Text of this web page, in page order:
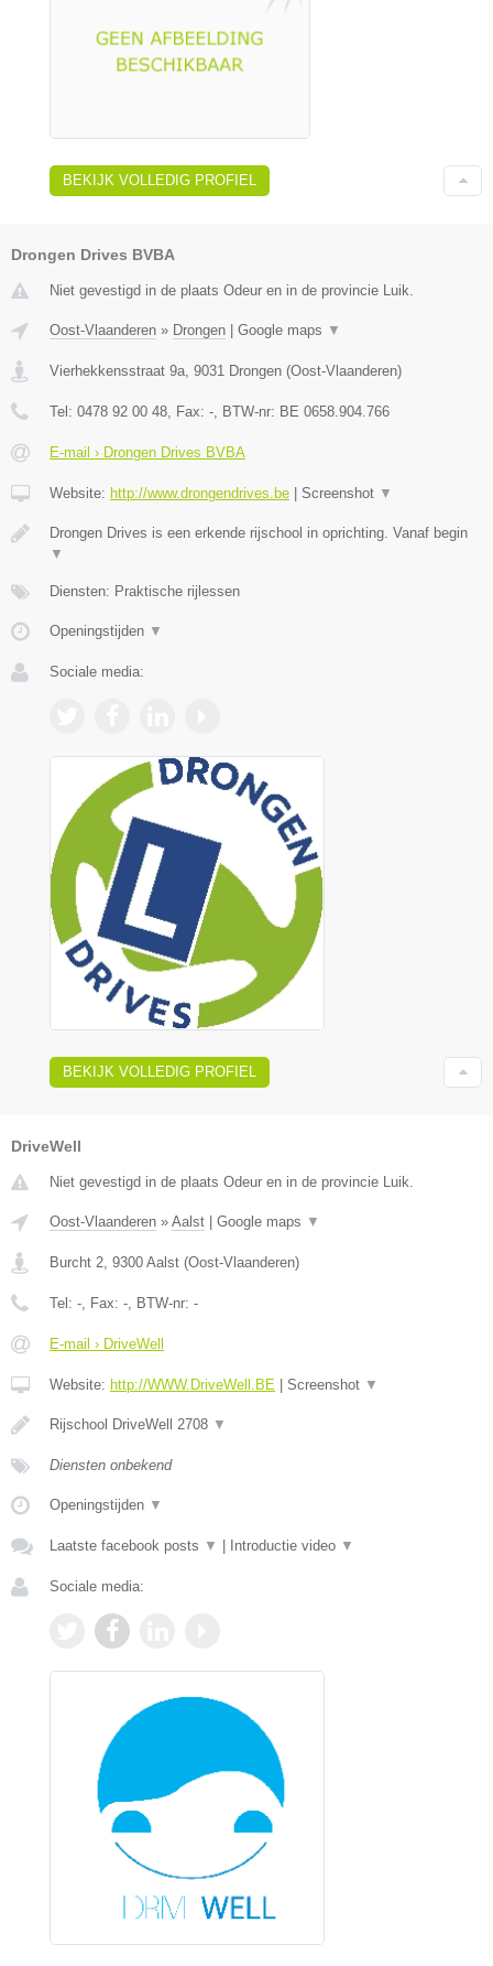
BEKIJK VOLLEDIG PROFIEL
Drongen Drives BVBA
Niet gevestigd in de plaats Odeur en in de provincie Luik.
Oost-Vlaanderen » Drongen | Google maps ▼
Vierhekkensstraat 9a 9031 Drongen (Oost-Vlaanderen)
Tel: 0478 92 00 48 , Fax: - , BTW-nr: BE 0658.904.766
E-mail › Drongen Drives BVBA
Website: http://www.drongendrives.be | Screenshot ▼
Drongen Drives is een erkende rijschool in oprichting. Vanaf begin
▼
Diensten: Praktische rijlessen
Openingstijden ▼
Sociale media:
BEKIJK VOLLEDIG PROFIEL
DriveWell
Niet gevestigd in de plaats Odeur en in de provincie Luik.
Oost-Vlaanderen » Aalst | Google maps ▼
Burcht 2 9300 Aalst (Oost-Vlaanderen)
Tel: - , Fax: - , BTW-nr: -
E-mail › DriveWell
Website: http://WWW.DriveWell.BE | Screenshot ▼
Rijschool DriveWell 2708 ▼
Diensten onbekend
Openingstijden ▼
Laatste facebook posts ▼ | Introductie video ▼
Sociale media: